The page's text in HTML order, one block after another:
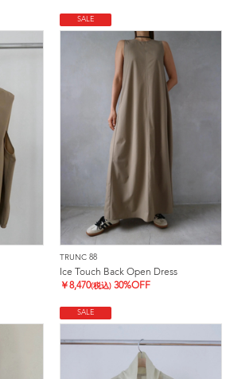
SALE
TRUNC 88
Ice Touch Back Open Dress
￥8,470(税込) 30%OFF
SALE